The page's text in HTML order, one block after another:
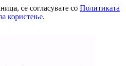
се согласувате со Политиката
користење.